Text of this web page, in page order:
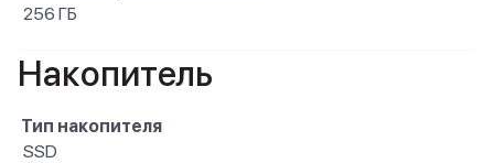
256 ГБ
Накопитель
Тип накопителя
SSD